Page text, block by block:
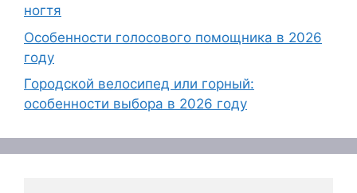
ногтя
Особенности голосового помощника в 2026
году
Городской велосипед или горный:
особенности выбора в 2026 году